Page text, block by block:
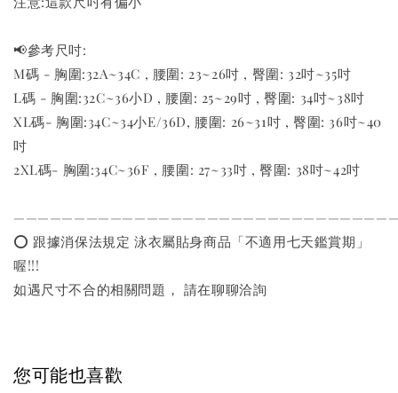
📢參考尺吋:
M碼 - 胸圍:32A~34C , 腰圍: 23~26吋 , 臀圍: 32吋~35吋
L碼 - 胸圍:32C~36小D , 腰圍: 25~29吋 , 臀圍: 34吋~38吋
XL碼- 胸圍:34C~34小E/36D, 腰圍: 26~31吋 , 臀圍: 36吋~40
吋
2XL碼- 胸圍:34C~36F , 腰圍: 27~33吋 , 臀圍: 38吋~42吋
⭕️ 跟據消保法規定 泳衣屬貼身商品「不適用七天鑑賞期」
喔!!!
如遇尺寸不合的相關問題， 請在聊聊洽詢
您可能也喜歡